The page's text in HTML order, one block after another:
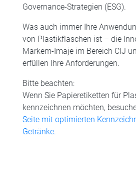
Governance-Strategien (ESG).
Was auch immer Ihre
von Plastikflaschen ist – die
Markem-Imaje im Bereich CIJ
erfüllen Ihre Anforderungen.
Bitte beachten:
Wenn Sie Papieretiketten für
kennzeichnen möchten,
Seite mit optimierten
Getränke.